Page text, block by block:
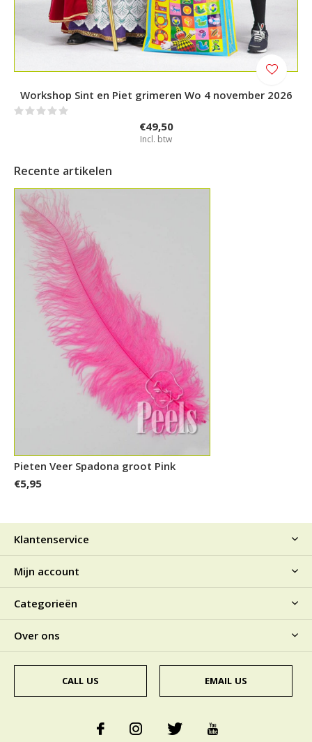
Workshop Sint en Piet grimeren Wo 4 november 2026
€49,50
Incl. btw
Recente artikelen
Pieten Veer Spadona groot Pink
€5,95
Klantenservice
Mijn account
Categorieën
Over ons
CALL US EMAIL US